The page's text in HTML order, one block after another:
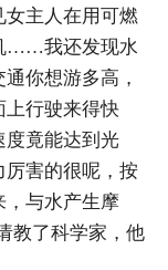
女主人在用可燃
……我还发现水
你想游多高，
上行驶来得快
度竟能达到光
厉害的很呢，按
，与水产生摩
教了科学家，他